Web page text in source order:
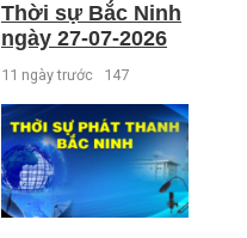
Thời sự Bắc Ninh
ngày 27-07-2026
11 ngày trước 147